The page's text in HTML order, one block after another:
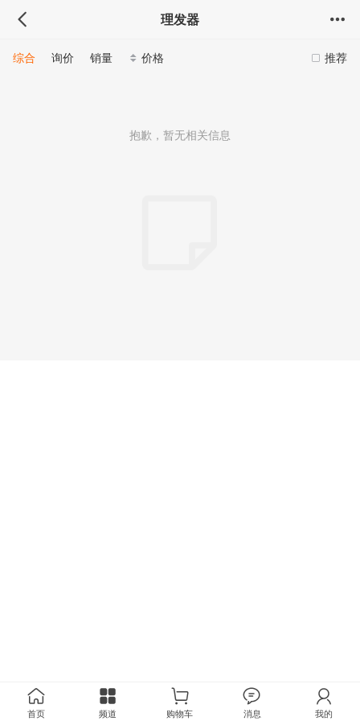
理发器
推荐
综合 询价 销量 价格
抱歉，暂无相关信息
首页 频道 购物车 消息 我的